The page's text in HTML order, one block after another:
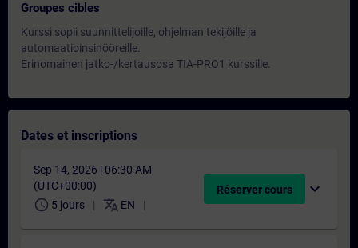
Groupes cibles
Kurssi sopii suunnittelijoille, ohjelman tekijöille ja
automaatioinsinööreille.
Erinomainen jatko-/kertausosa TIA-PRO1 kurssille.
Dates et inscriptions
Sep 14, 2026 | 06:30 AM
(UTC+00:00)
schedule 5 jours translate EN
Réserver cours expand_more